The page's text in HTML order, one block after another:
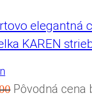
elegantná
KAREN
Pôvodná cena